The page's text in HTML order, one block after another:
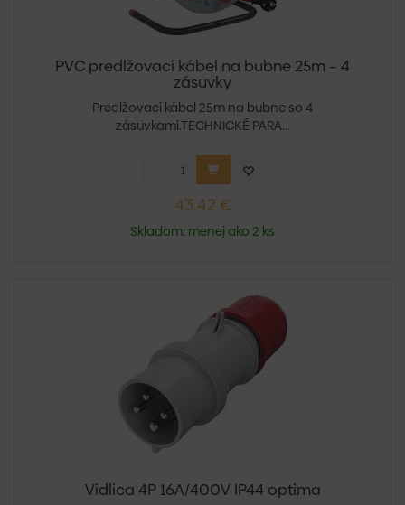
PVC predlžovací kábel na bubne 25m – 4
zásuvky
Predlžovací kábel 25m na bubne so 4
zásuvkami.TECHNICKÉ PARA...
43,42 €
Skladom: menej ako 2 ks
Vidlica 4P 16A/400V IP44 optima